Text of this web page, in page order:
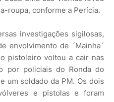
roupa, conforme a Perícia.
investigações sigilosas,
envolvimento de ´Mainha´
pistoleiro voltou a cair nas
por policiais do Ronda do
um soldado da PM. Os dois
e pistolas e foram